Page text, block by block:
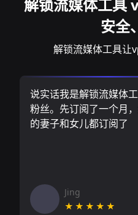
解锁流媒体工具
安全
解锁流媒体工具让
说实话我是解锁流媒体
粉丝。先订阅了一个月
的妻子和女儿都订阅了
Jing
★★★★★